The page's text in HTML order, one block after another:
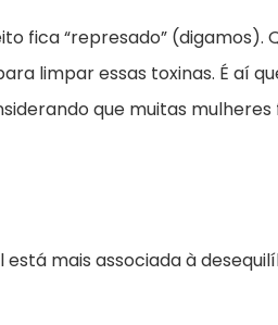
fica “represado” (digamos).
limpar essas toxinas. É aí
que muitas
mais associada à